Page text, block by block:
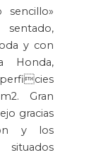
y con
Honda,
Gran
gracias
y los